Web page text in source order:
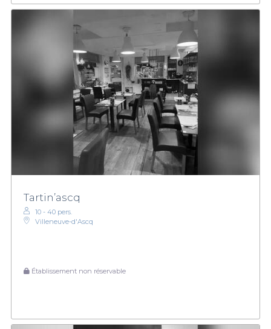
Tartin’ascq
10 - 40 pers.
Villeneuve-d'Ascq
Établissement non réservable